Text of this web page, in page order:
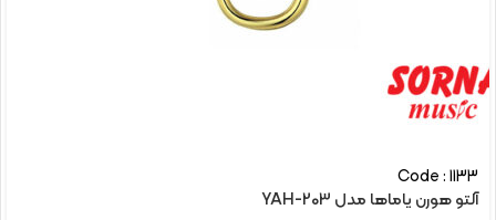
Code : 1133
آلتو هورن یاماها مدل YAH-203